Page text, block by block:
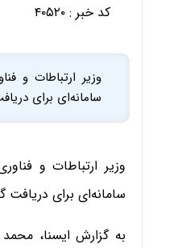
کد خبر : ۴۰۵۲۰
وزیر ارتباطات و
سامانه‌ای برای
وزیر ارتباطات و
سامانه‌ای برای دریافت
به گزارش ایسنا،